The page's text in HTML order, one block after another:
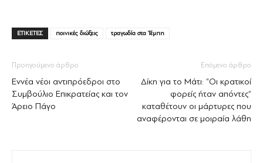
ΕΤΙΚΕΤΕΣ ποινικές διώξεις τραγωδία στα Τέμπη
Προηγούμενο άρθρο
Εννέα νέοι αντιπρόεδροι στο
Συμβούλιο Επικρατείας και τον
Άρειο Πάγο
Επόμενο άρθρο
Δίκη για το Μάτι: “Οι κρατικοί
φορείς ήταν απόντες”
καταθέτουν οι μάρτυρες που
αναφέρονται σε μοιραία λάθη